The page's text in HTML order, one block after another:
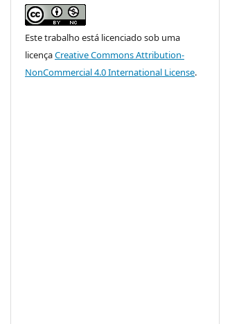
Este trabalho está licenciado sob uma
licençaCreative Commons Attribution-
NonCommercial 4.0 International License.